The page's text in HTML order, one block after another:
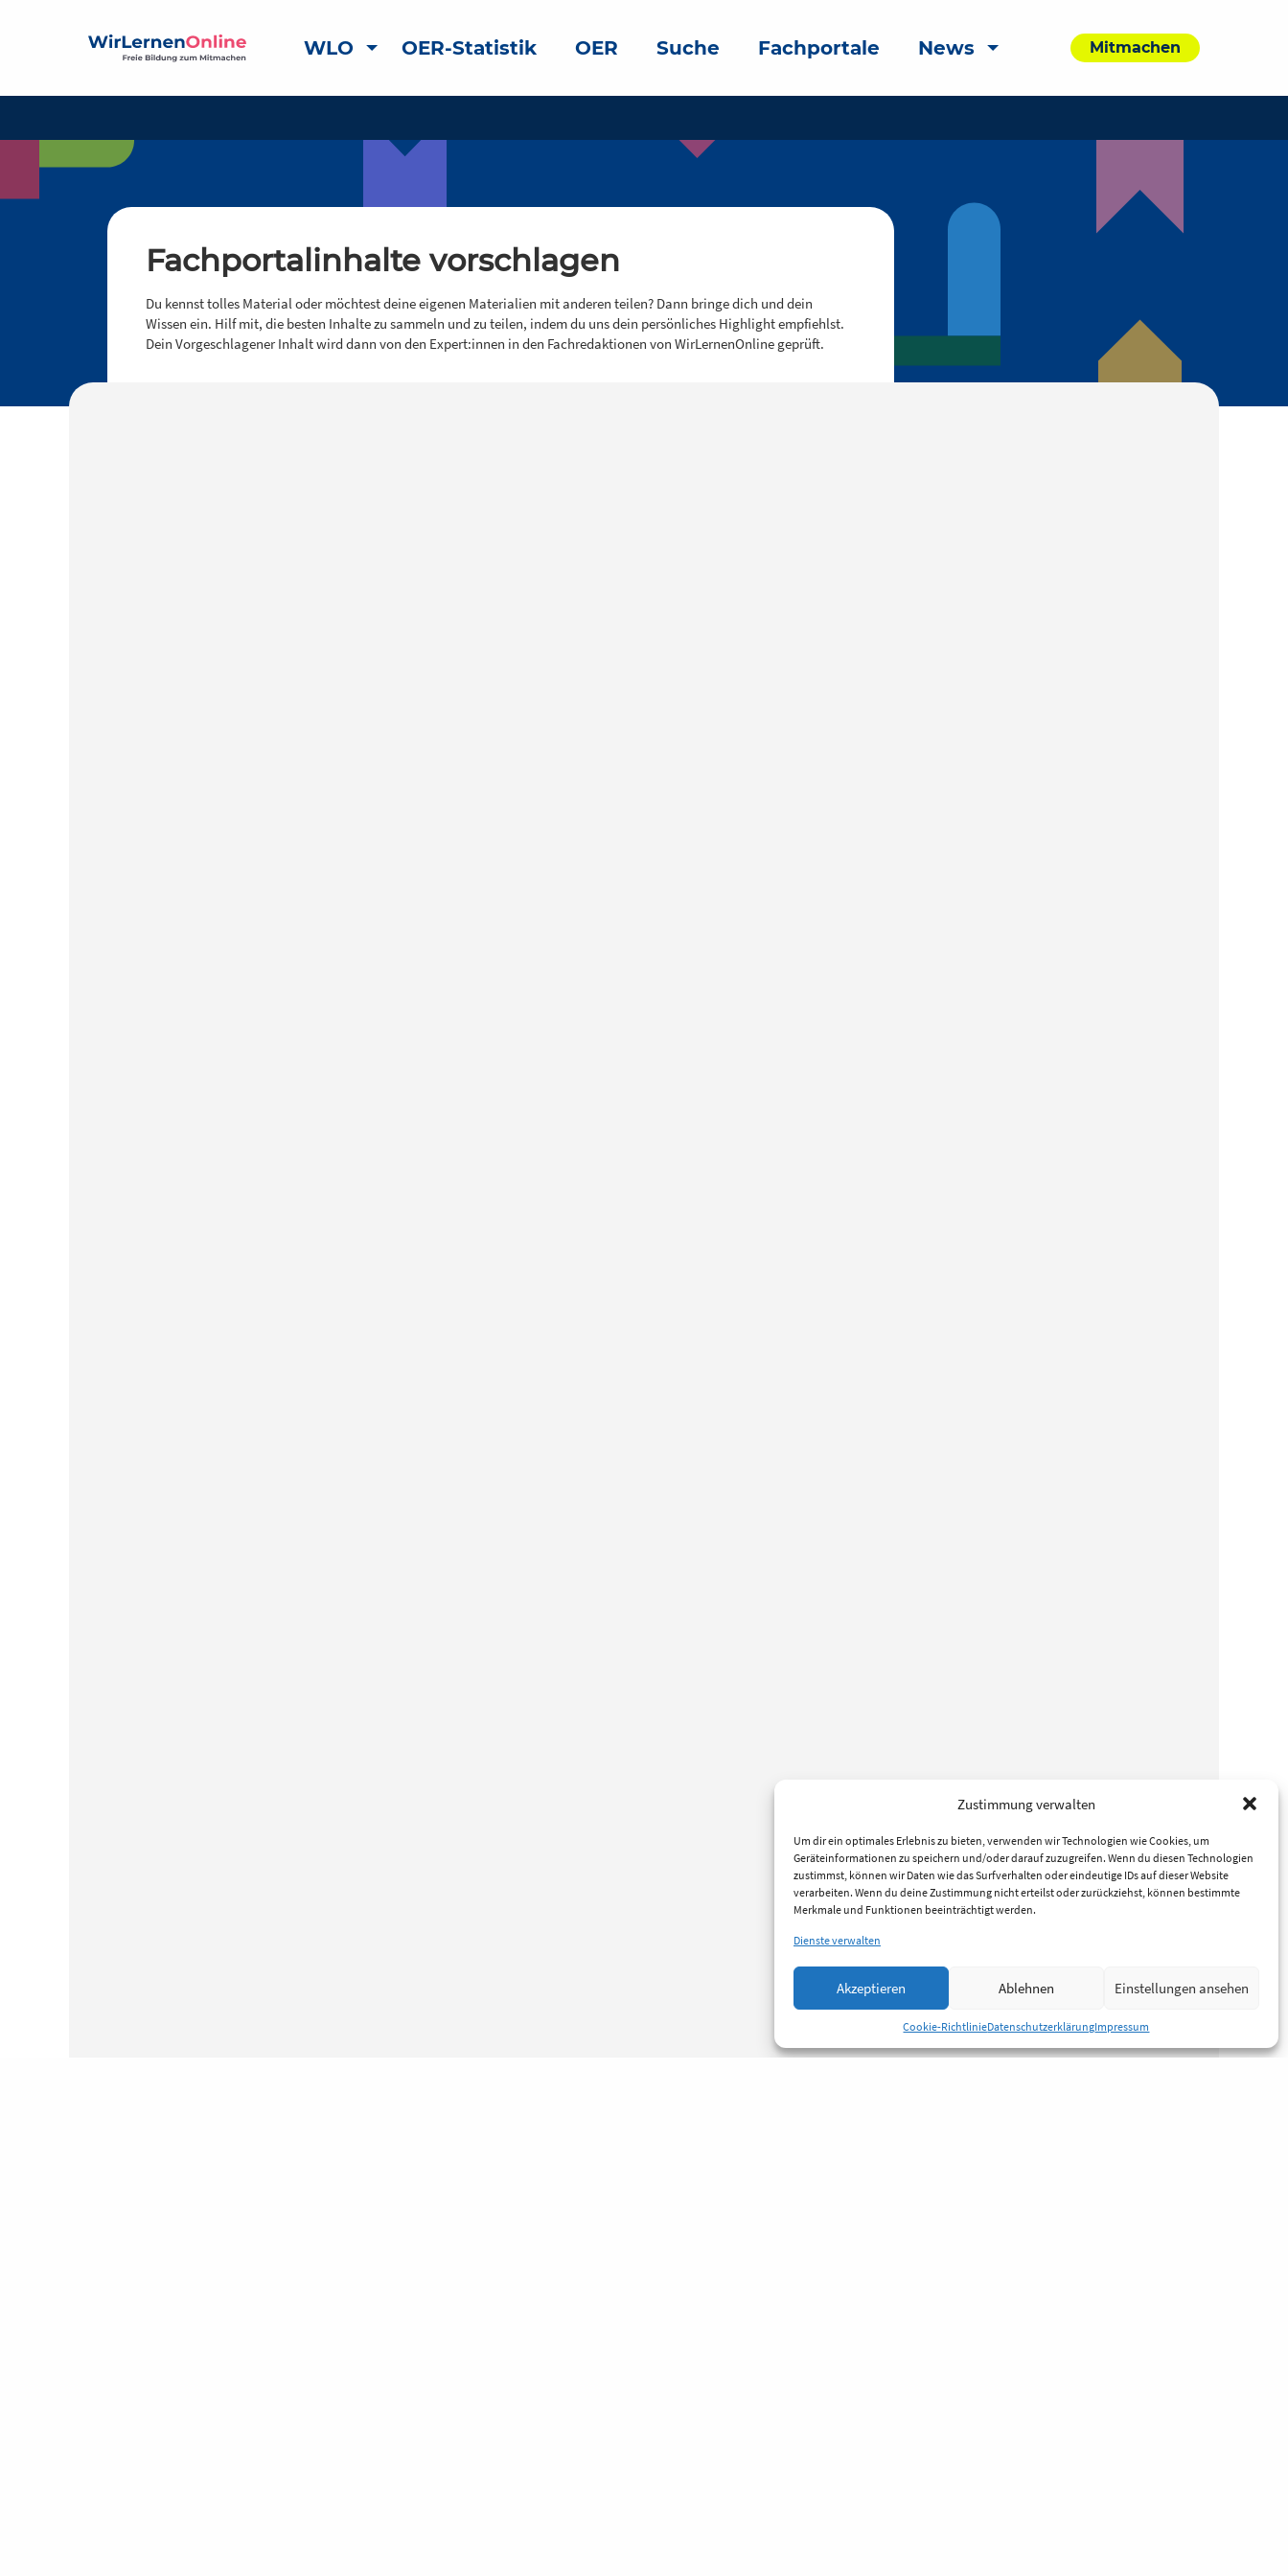
Zustimmung verwalten
Um dir ein optimales Erlebnis zu bieten, verwenden wir Technologien wie Cookies, um
Geräteinformationen zu speichern und/oder darauf zuzugreifen. Wenn du diesen Technologien
zustimmst, können wir Daten wie das Surfverhalten oder eindeutige IDs auf dieser Website
verarbeiten. Wenn du deine Zustimmung nicht erteilst oder zurückziehst, können bestimmte
Merkmale und Funktionen beeinträchtigt werden.
Dienste verwalten
Akzeptieren Ablehnen Einstellungen ansehen
Cookie-RichtlinieDatenschutzerklärungImpressum
WLO OER-Statistik OER Suche Fachportale News Mitmachen
Fachportalinhalte vorschlagen
Du kennst tolles Material oder möchtest deine eigenen Materialien mit anderen teilen? Dann bringe dich und dein
Wissen ein. Hilf mit, die besten Inhalte zu sammeln und zu teilen, indem du uns dein persönliches Highlight empfiehlst.
Dein Vorgeschlagener Inhalt wird dann von den Expert:innen in den Fachredaktionen von WirLernenOnline geprüft.